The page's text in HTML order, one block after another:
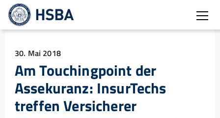
30. Mai 2018
Am Touchingpoint der
Assekuranz: InsurTechs
treffen Versicherer